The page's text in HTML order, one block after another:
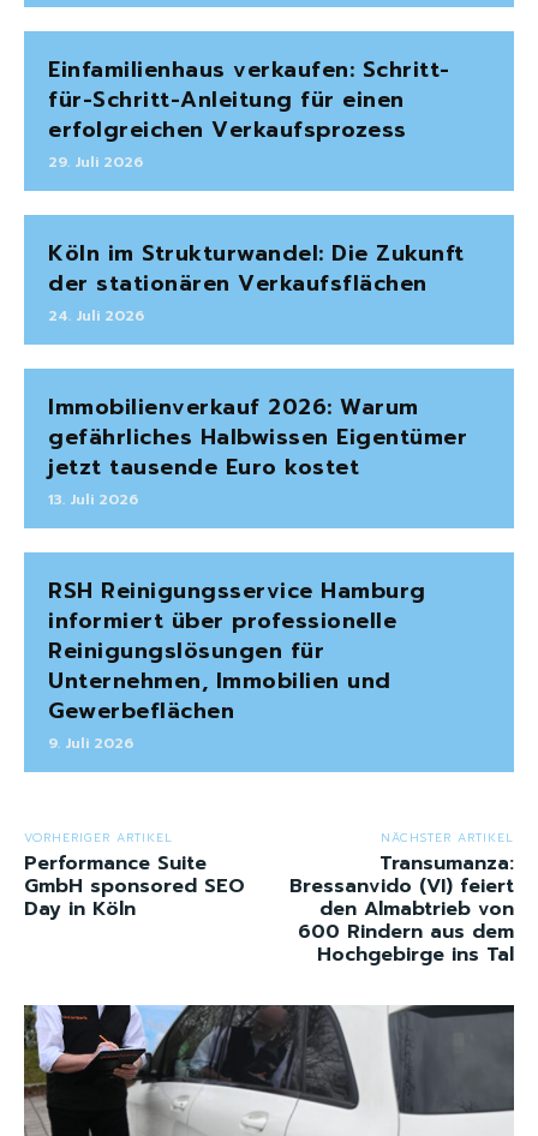
Einfamilienhaus verkaufen: Schritt-
für-Schritt-Anleitung für einen
erfolgreichen Verkaufsprozess
29. Juli 2026
Köln im Strukturwandel: Die Zukunft
der stationären Verkaufsflächen
24. Juli 2026
Immobilienverkauf 2026: Warum
gefährliches Halbwissen Eigentümer
jetzt tausende Euro kostet
13. Juli 2026
RSH Reinigungsservice Hamburg
informiert über professionelle
Reinigungslösungen für
Unternehmen, Immobilien und
Gewerbeflächen
9. Juli 2026
VORHERIGER ARTIKEL
Performance Suite
GmbH sponsored SEO
Day in Köln
NÄCHSTER ARTIKEL
Transumanza:
Bressanvido (VI) feiert
den Almabtrieb von
600 Rindern aus dem
Hochgebirge ins Tal